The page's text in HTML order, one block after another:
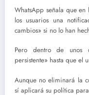
WhatsApp señala que en
los usuarios una
cambios» si no lo han
Pero dentro de unos
persistente» hasta que el
Aunque no eliminará la
sí aplicará su política